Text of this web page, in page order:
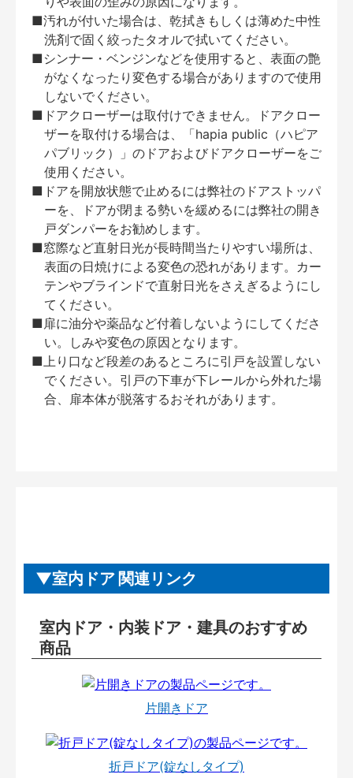
■汚れが付いた場合は、乾拭きもしくは薄めた中性
洗剤で固く絞ったタオルで拭いてください。
■シンナー・ベンジンなどを使用すると、表面の艶
がなくなったり変色する場合がありますので使用
しないでください。
■ドアクローザーは取付けできません。ドアクロー
ザーを取付ける場合は、「hapia public（ハピア
パブリック）」のドアおよびドアクローザーをご
使用ください。
■ドアを開放状態で止めるには弊社のドアストッパ
ーを、ドアが閉まる勢いを緩めるには弊社の開き
戸ダンパーをお勧めします。
■窓際など直射日光が長時間当たりやすい場所は、
表面の日焼けによる変色の恐れがあります。カー
テンやブラインドで直射日光をさえぎるようにし
てください。
■扉に油分や薬品など付着しないようにしてくださ
い。しみや変色の原因となります。
■上り口など段差のあるところに引戸を設置しない
でください。引戸の下車が下レールから外れた場
合、扉本体が脱落するおそれがあります。
室内ドア 関連リンク
室内ドア・内装ドア・建具のおすすめ
商品
片開きドア
折戸ドア(錠なしタイプ)